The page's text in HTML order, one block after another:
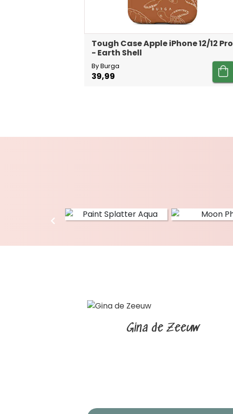
Tough Case Apple iPhone 12/12 Pro
- Earth Shell
By Burga
39,99
Gina de Zeeuw